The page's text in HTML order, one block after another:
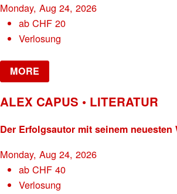
Monday, Aug 24, 2026
abCHF 20
Verlosung
MORE
ALEX CAPUS • LITERATUR
Der Erfolgsautor mit seinem neuesten
Monday, Aug 24, 2026
abCHF 40
Verlosung